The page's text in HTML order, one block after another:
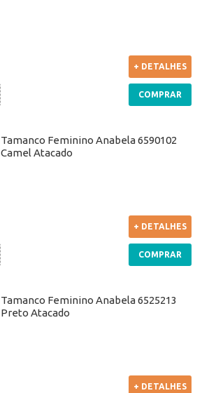
+ DETALHES
COMPRAR
Tamanco Feminino Anabela 6590102
Camel Atacado
+ DETALHES
COMPRAR
Tamanco Feminino Anabela 6525213
Preto Atacado
+ DETALHES